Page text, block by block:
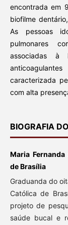
encontrada em
biofilme
As pessoas
pulmonares
associadas à
caracterizada
com alta
BIOGRAFIA
Maria
de Brasília
Graduanda do
Católica de
projeto de
saúde bucal e